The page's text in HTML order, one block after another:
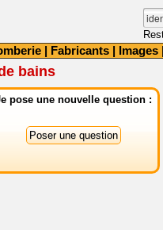
| Fabricants | Images |
bains
pose une nouvelle question :